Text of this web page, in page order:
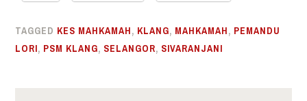
TAGGED KES MAHKAMAH, KLANG, MAHKAMAH, PEMANDU
LORI, PSM KLANG, SELANGOR, SIVARANJANI